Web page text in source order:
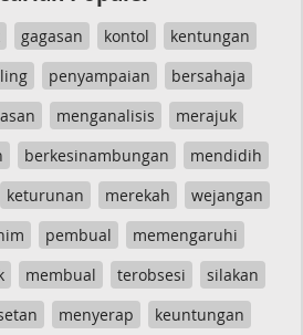
gagasan kontol
kentungan
penyampaian
bersahaja
menganalisis
merajuk
berkesinambungan
mendidih
keturunan merekah
wejangan
pembual
memengaruhi
membual terobsesi
silakan
menyerap
keuntungan